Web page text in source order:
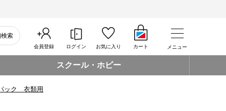
索
会員登録 ログイン お気に入り カート メニュー
スクール・ホビー
ック 衣類用